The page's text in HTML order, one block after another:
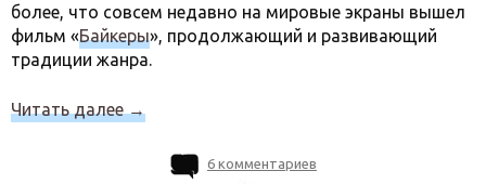
более, что совсем недавно на мировые экраны вышел
фильм «Байкеры», продолжающий и развивающий
традиции жанра.
Читать далее→
6 комментариев